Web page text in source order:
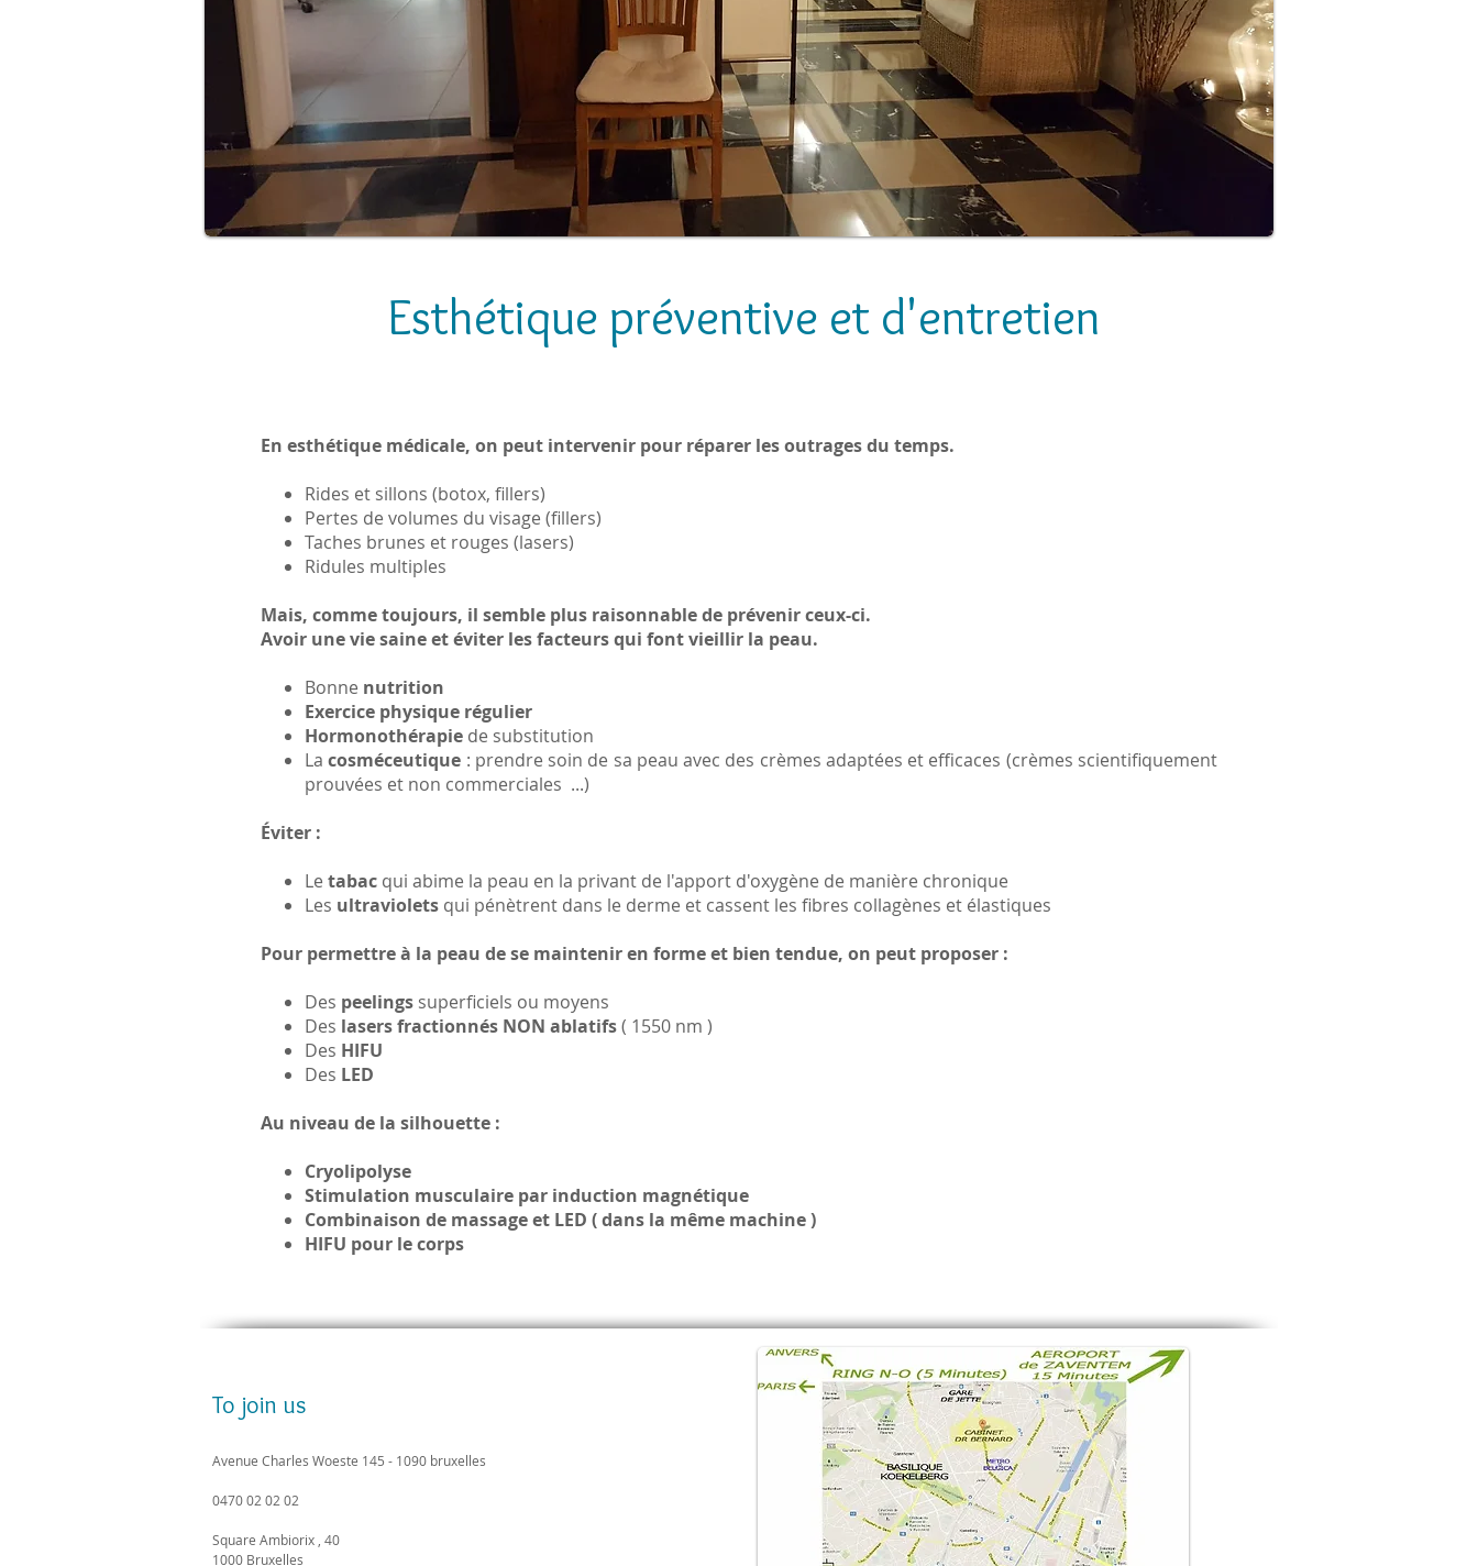
Esthétique préventive et d'entretien
En esthétique médicale, on peut intervenir pour réparer les outrages du temps.
Rides et sillons (botox, fillers)
Pertes de volumes du visage (fillers)
Taches brunes et rouges (lasers)
Ridules multiples
Mais, comme toujours, il semble plus raisonnable de prévenir ceux-ci.
Avoir une vie saine et éviter les facteurs qui font vieillir la peau.
Bonne nutrition
Exercice physique régulier
Hormonothérapie de substitution
Lacosméceutique : prendre soin de sa peau avec des crèmes adaptées et efficaces (crèmes scientifiquement
prouvées et non commerciales ...)
Éviter :
Le tabac qui abime la peau en la privant de l'apport d'oxygène de manière chronique
Les ultraviolets qui pénètrent dans le derme et cassent les fibres collagènes et élastiques
Pour permettre à la peau de se maintenir en forme et bien tendue, on peut proposer :
Des peelings superficiels ou moyens
Des lasers fractionnés NON ablatifs( 1550 nm )
Des HIFU
Des LED
Au niveau de la silhouette :
Cryolipolyse
Stimulation musculaire par induction magnétique
Combinaison de massage et LED ( dans la même machine )
HIFU pour le corps
To join us
Avenue Charles Woeste 145 - 1090 bruxelles
0470 02 02 02
Square Ambiorix , 40
1000 Bruxelles